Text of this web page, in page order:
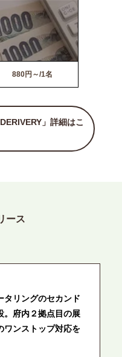
880円～/1名
」詳細はこ
ース
タリングのセカンド
。府内２拠点目の展
ワンストップ対応を